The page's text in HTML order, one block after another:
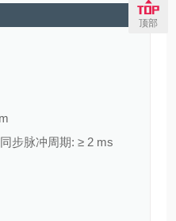
步脉冲周期: ≥ 2 ms
顶部